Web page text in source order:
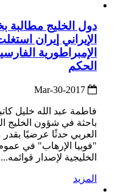
دول الخليج مطالبة
الإيراني إيران
الإمبراطورية
الحكم
فاطمة عبد الله خليل
باحثة في شؤون الخليج
العربي حدثًا عرضيًا
"فوبيا الإرهاب" في
الخليجية لإصدار قوائمه...
المزيد